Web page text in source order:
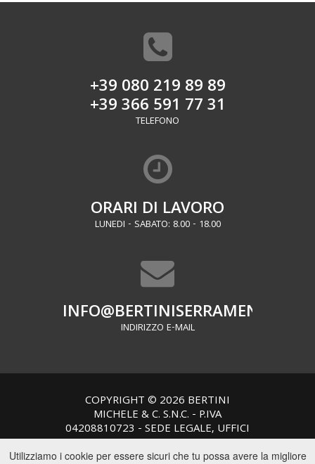
Utilizziamo i cookie per essere sicuri che tu possa avere la migliore
+39 080 219 89 89
+39 366 591 77 31
TELEFONO
ORARI DI LAVORO
LUNEDI - SABATO: 8.00 - 18.00
INFO@BERTINISERRAMENTI.IT
INDIRIZZO E-MAIL
COPYRIGHT © 2026 BERTINI
MICHELE & C. S.N.C. - P.IVA
04208810723 - SEDE LEGALE, UFFICI
E PRODUZIONE: VIA MICHELE
MUMMOLO N.C., TRAVERSA VIA